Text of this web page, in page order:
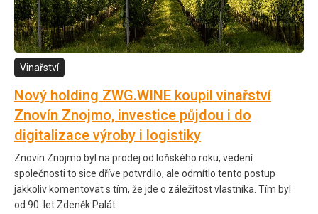
Vinařství
Nový holding ZWG.WINE koupil vinařství
Znovín Znojmo, investice půjdou i do
digitalizace výroby i logistiky
Znovín Znojmo byl na prodej od loňského roku, vedení
společnosti to sice dříve potvrdilo, ale odmítlo tento postup
jakkoliv komentovat s tím, že jde o záležitost vlastníka. Tím byl
od 90. let Zdeněk Palát.